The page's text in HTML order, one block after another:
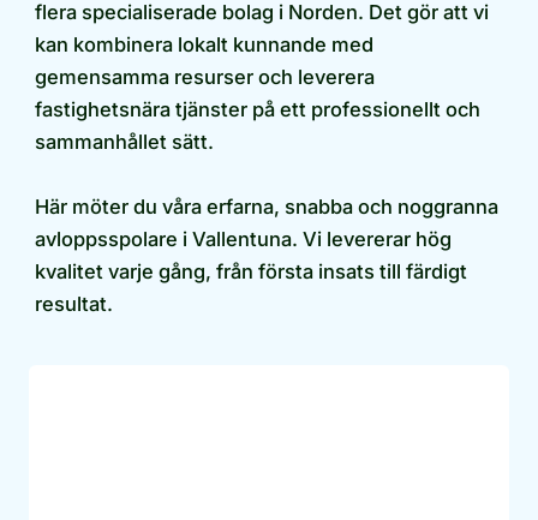
flera specialiserade bolag i Norden. Det gör att vi
kan kombinera lokalt kunnande med
gemensamma resurser och leverera
fastighetsnära tjänster på ett professionellt och
sammanhållet sätt.
Här möter du våra erfarna, snabba och noggranna
avloppsspolare i Vallentuna. Vi levererar hög
kvalitet varje gång, från första insats till färdigt
resultat.